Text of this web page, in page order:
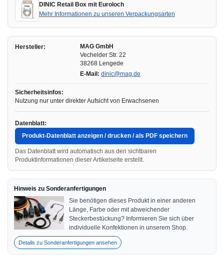
DINIC Retail Box mit Euroloch
Mehr Informationen zu unseren Verpackungsarten
Hersteller:
MAG GmbH
Vechelder Str. 22
38268 Lengede
E-Mail: dinic@mag.de
Sicherheitsinfos:
Nutzung nur unter direkter Aufsicht von Erwachsenen
Datenblatt:
Produkt-Datenblatt anzeigen / drucken / als PDF speichern
Das Datenblatt wird automatisch aus den sichtbaren
Produktinformationen dieser Artikelseite erstellt.
Hinweis zu Sonderanfertigungen
Sie benötigen dieses Produkt in einer anderen
Länge, Farbe oder mit abweichender
Steckerbestückung? Informieren Sie sich über
individuelle Konfektionen in unserem Shop.
Details zu Sonderanfertigungen ansehen